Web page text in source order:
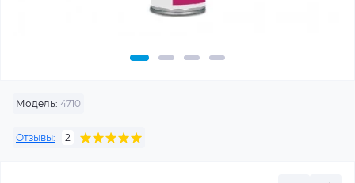
Модель: 4710
Отзывы: 2